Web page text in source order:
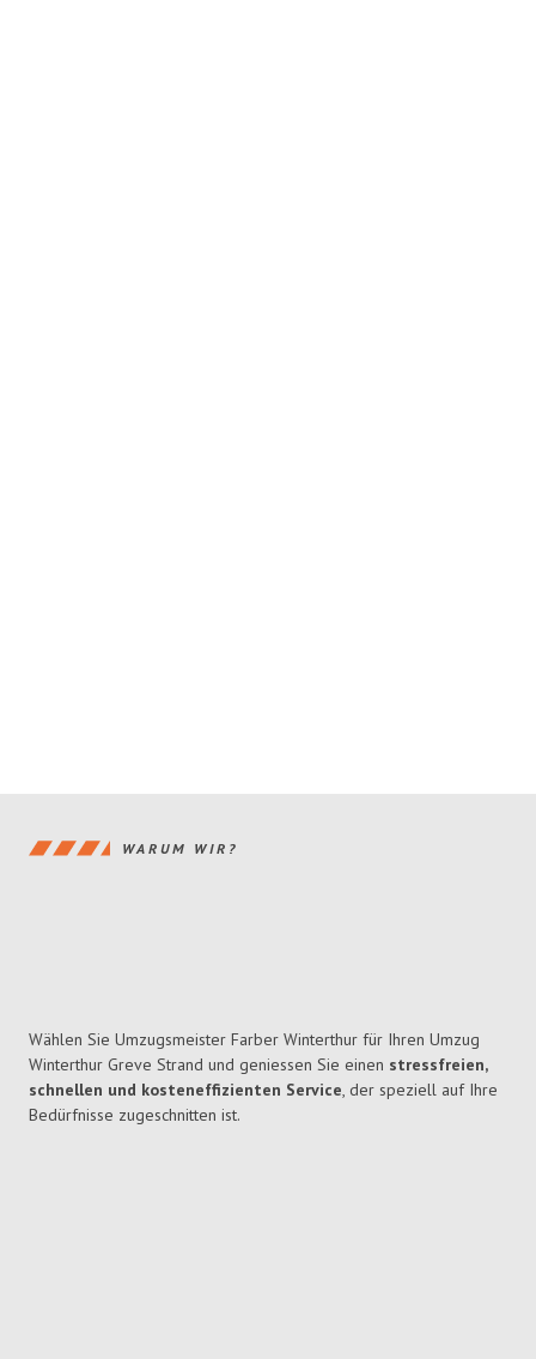
WARUM WIR?
Wählen Sie Umzugsmeister Farber Winterthur für Ihren Umzug
Winterthur Greve Strand und geniessen Sie einen stressfreien,
schnellen und kosteneffizienten Service, der speziell auf Ihre
Bedürfnisse zugeschnitten ist.